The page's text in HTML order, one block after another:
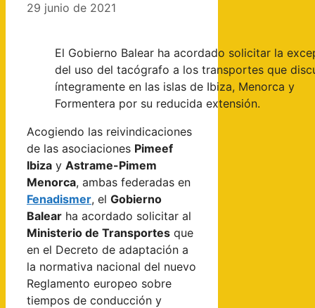
29 junio de 2021
El Gobierno Balear ha acordado solicitar la
del uso del tacógrafo a los transportes que
íntegramente en las islas de Ibiza, Menorca y
Formentera por su reducida extensión.
Acogiendo las reivindicaciones
de las asociaciones Pimeef
Ibiza y Astrame-Pimem
Menorca, ambas federadas en
Fenadismer, el Gobierno
Balear ha acordado solicitar al
Ministerio de Transportes que
en el Decreto de adaptación a
la normativa nacional del nuevo
Reglamento europeo sobre
tiempos de conducción y